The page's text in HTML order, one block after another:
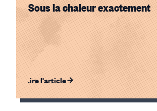
Sous la chaleur exactement
Lire l'article